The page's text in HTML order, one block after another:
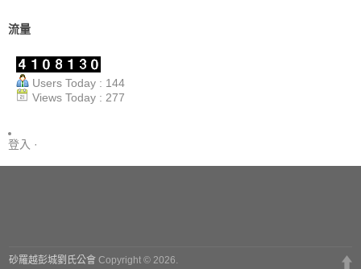
流量
Users Today : 144
Views Today : 277
登入 ·
砂羅越彭城劉氏公會 Copyright © 2026.